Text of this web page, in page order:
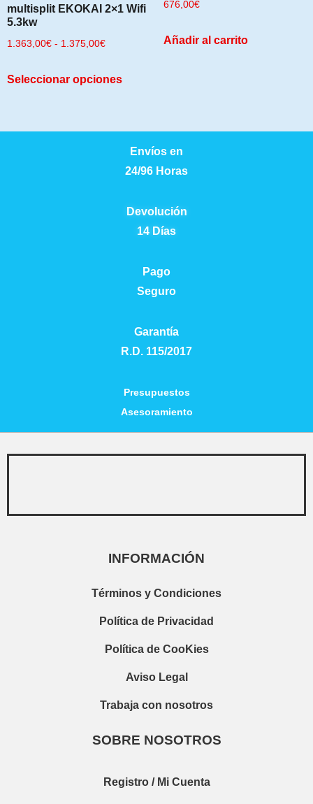
multisplit EKOKAI 2×1 Wifi
5.3kw
1.363,00€ - 1.375,00€
Seleccionar opciones
676,00€
Añadir al carrito
Envíos en
24/96 Horas
Devolución
14 Días
Pago
Seguro
Garantía
R.D. 115/2017
Presupuestos
Asesoramiento
INFORMACIÓN
Términos y Condiciones
Política de Privacidad
Política de CooKies
Aviso Legal
Trabaja con nosotros
SOBRE NOSOTROS
Registro / Mi Cuenta